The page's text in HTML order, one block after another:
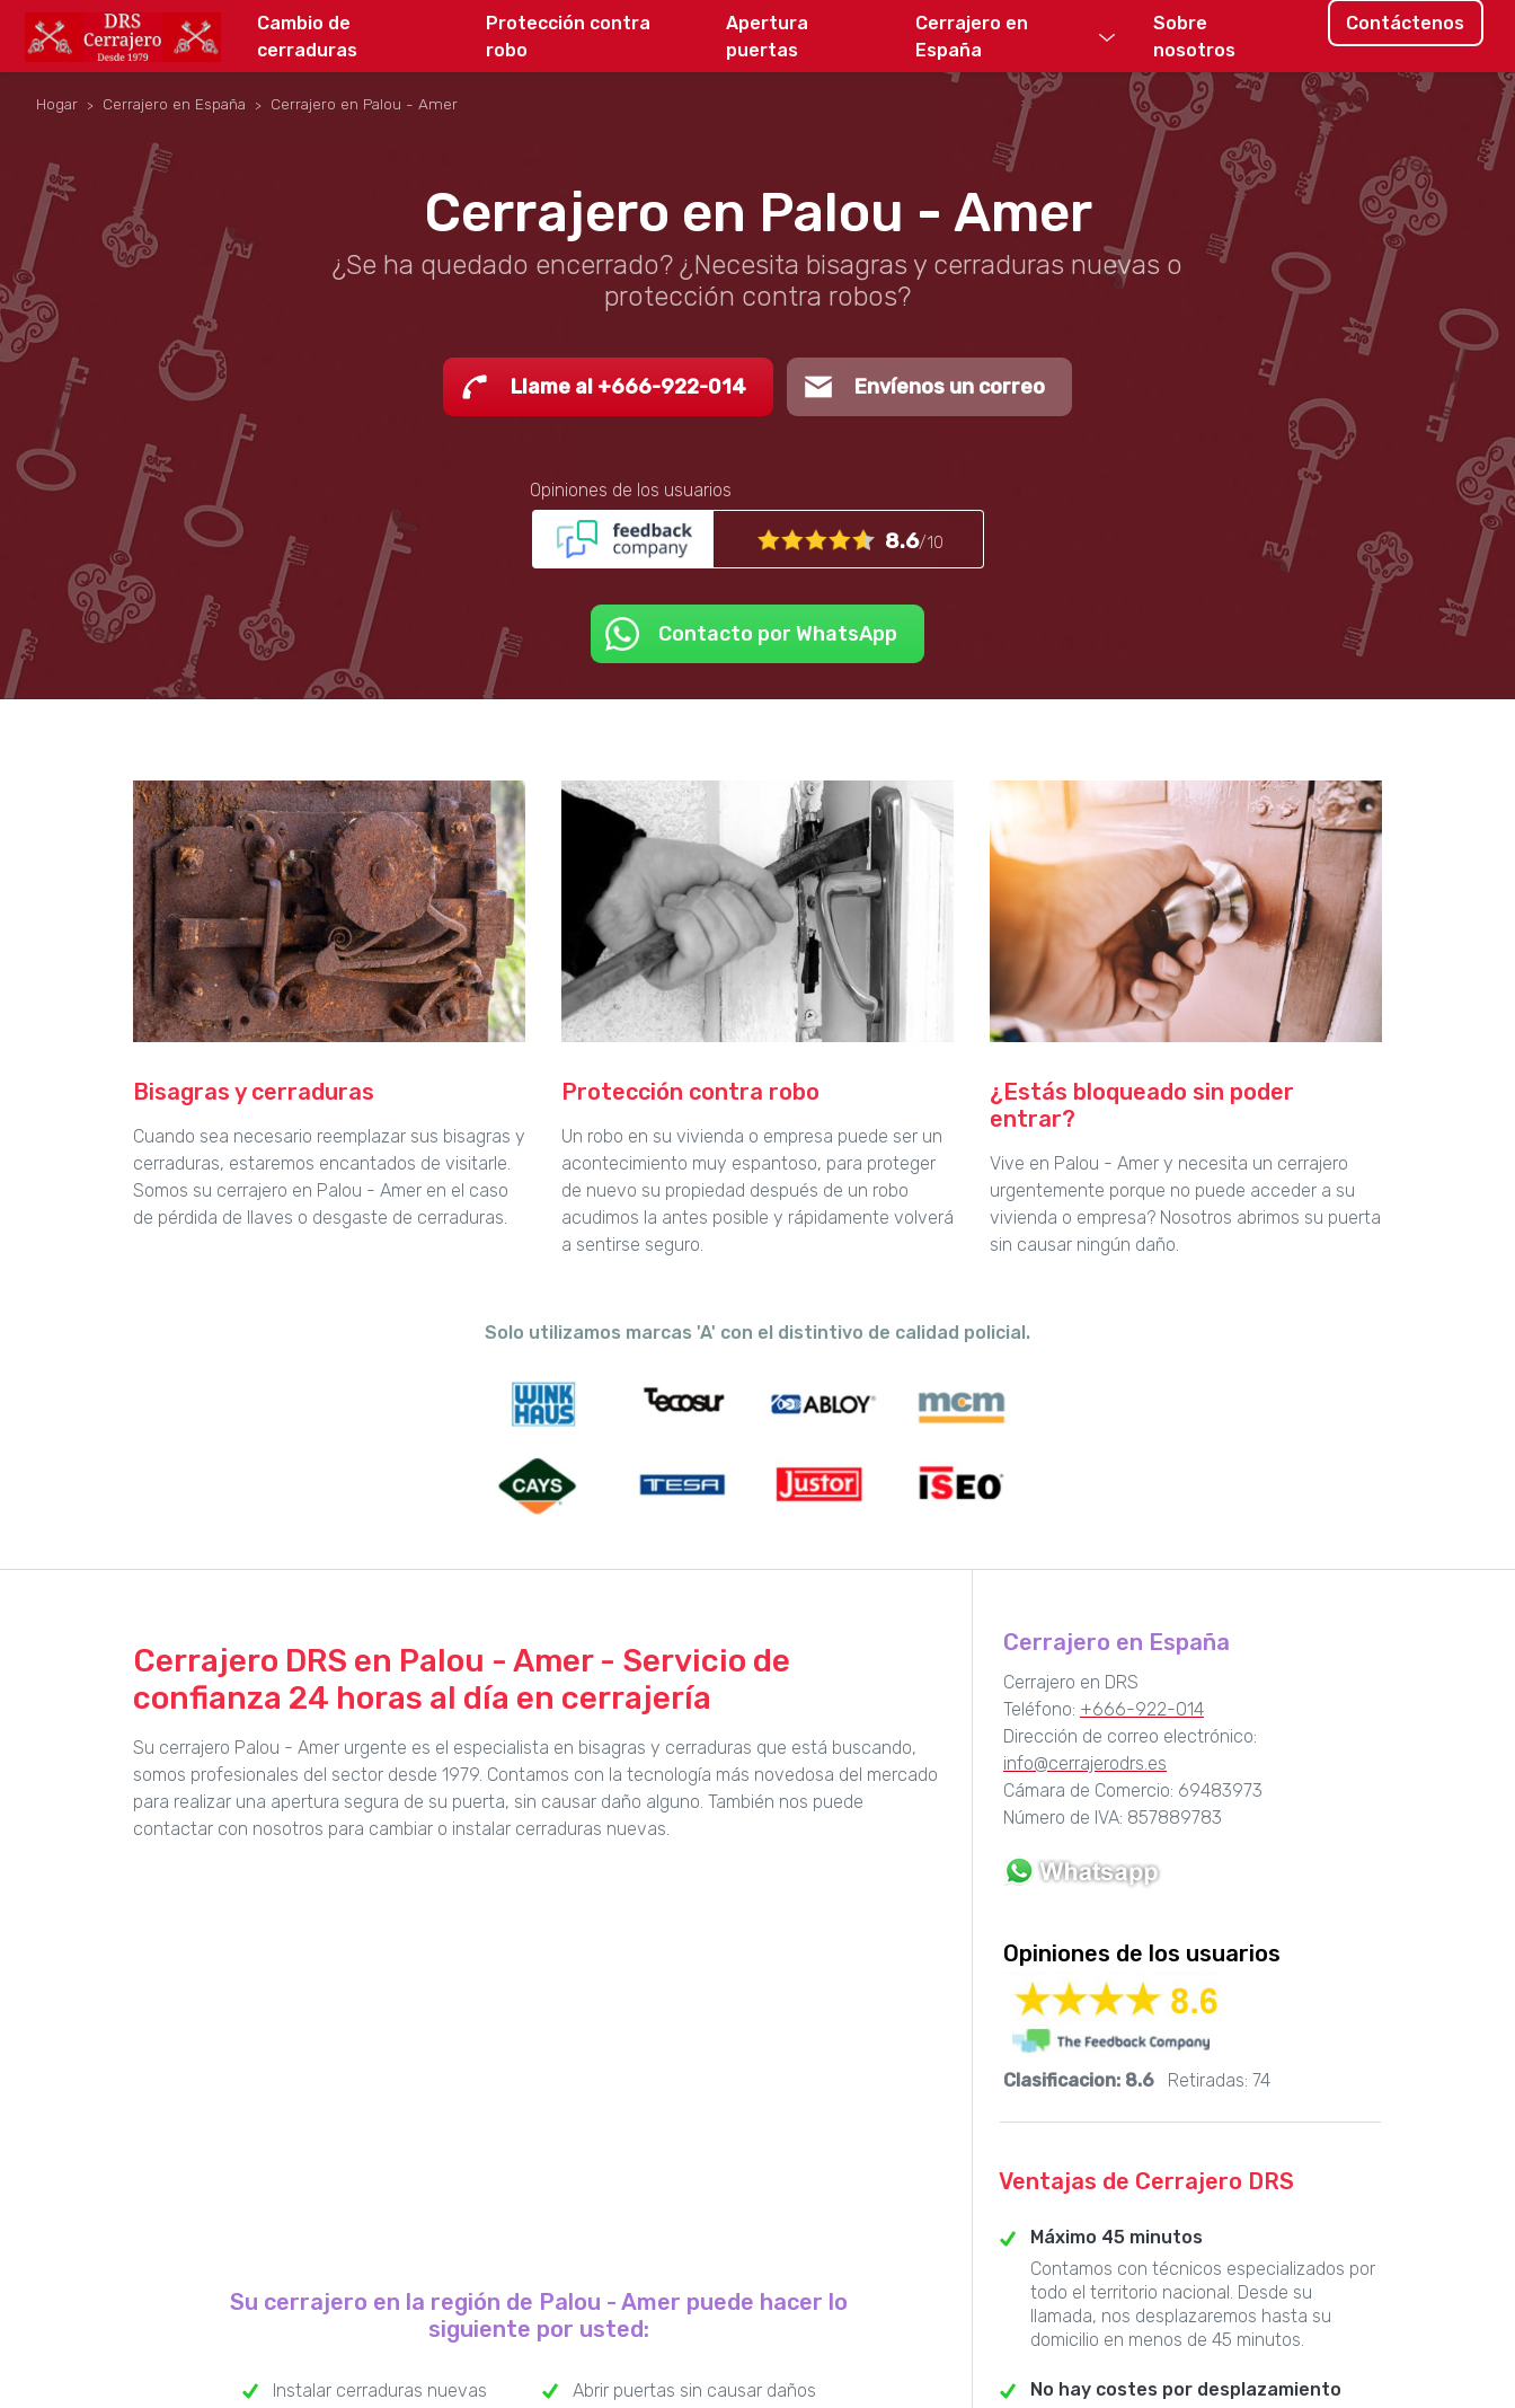
Cambio de
cerraduras
Protección contra
robo
Apertura
puertas
Cerrajero en
España
Sobre
nosotros
Contáctenos
Hogar Cerrajero en España Cerrajero en Palou - Amer
Cerrajero en Palou - Amer
¿Se ha quedado encerrado? ¿Necesita bisagras y cerraduras nuevas o
protección contra robos?
Llame al +666-922-014 Envíenos un correo
Opiniones de los usuarios
8.6/10
Contacto por WhatsApp
Bisagras y cerraduras
Cuando sea necesario reemplazar sus bisagras y
cerraduras, estaremos encantados de visitarle.
Somos su cerrajero en Palou - Amer en el caso
de pérdida de llaves o desgaste de cerraduras.
Protección contra robo
Un robo en su vivienda o empresa puede ser un
acontecimiento muy espantoso, para proteger
de nuevo su propiedad después de un robo
acudimos la antes posible y rápidamente volverá
a sentirse seguro.
¿Estás bloqueado sin poder
entrar?
Vive en Palou - Amer y necesita un cerrajero
urgentemente porque no puede acceder a su
vivienda o empresa? Nosotros abrimos su puerta
sin causar ningún daño.
Solo utilizamos marcas 'A' con el distintivo de calidad policial.
Cerrajero DRS en Palou - Amer - Servicio de
confianza 24 horas al día en cerrajería
Su cerrajero Palou - Amer urgente es el especialista en bisagras y cerraduras que está buscando,
somos profesionales del sector desde 1979. Contamos con la tecnología más novedosa del mercado
para realizar una apertura segura de su puerta, sin causar daño alguno. También nos puede
contactar con nosotros para cambiar o instalar cerraduras nuevas.
Su cerrajero en la región de Palou - Amer puede hacer lo
siguiente por usted:
Instalar cerraduras nuevas
Abrir puertas sin causar daños
Cerrajero en España
Cerrajero en DRS
Teléfono: +666-922-014
Dirección de correo electrónico:
info@cerrajerodrs.es
Cámara de Comercio: 69483973
Número de IVA: 857889783
Opiniones de los usuarios
Clasificacion: 8.6 Retiradas: 74
Ventajas de Cerrajero DRS
Máximo 45 minutos
Contamos con técnicos especializados por
todo el territorio nacional. Desde su
llamada, nos desplazaremos hasta su
domicilio en menos de 45 minutos.
No hay costes por desplazamiento